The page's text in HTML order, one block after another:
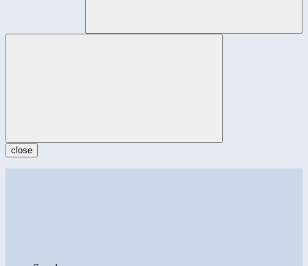
close